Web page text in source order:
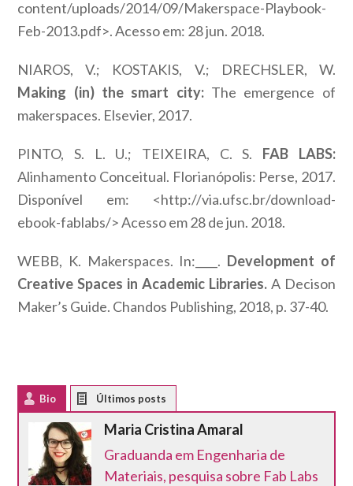
content/uploads/2014/09/Makerspace-Playbook-
Feb-2013.pdf>. Acesso em: 28 jun. 2018.
NIAROS, V.; KOSTAKIS, V.; DRECHSLER, W.
Making (in) the smart city: The emergence of
makerspaces. Elsevier, 2017.
PINTO, S. L. U.; TEIXEIRA, C. S. FAB LABS:
Alinhamento Conceitual. Florianópolis: Perse, 2017.
Disponível em: <http://via.ufsc.br/download-
ebook-fablabs/> Acesso em 28 de jun. 2018.
WEBB, K. Makerspaces. In:____. Development of
Creative Spaces in Academic Libraries. A Decison
Maker’s Guide. Chandos Publishing, 2018, p. 37-40.
Bio
Maria Cristina Amaral
Graduanda em Engenharia de
Materiais, pesquisa sobre Fab Labs